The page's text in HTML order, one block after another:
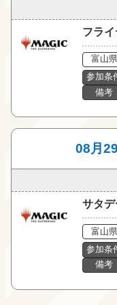
フラ
富山県
参加条
備考
08月
サタ
富山県
参加条
備考